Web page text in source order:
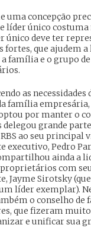
uma concepção
líder único
único deve ter
fortes, que ajudem
família e o grupo de
as necessidades
família
por manter o
delegou grande
ao seu principal
executivo, Pedro
ainda a
com
Jayme Sirotsky
líder exemplar).
o conselho de
que fizeram
e unificar sua